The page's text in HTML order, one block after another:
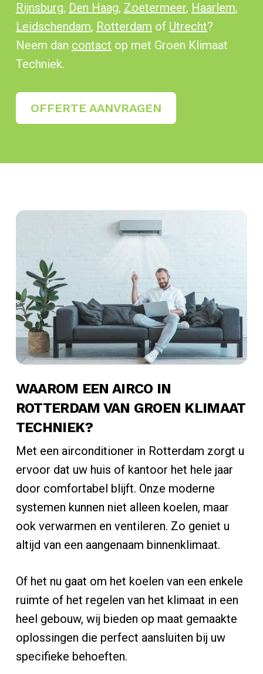
Rijnsburg, Den Haag, Zoetermeer, Haarlem,
Leidschendam, Rotterdam of Utrecht?
Neem dan contact op met Groen Klimaat
Techniek.
OFFERTE AANVRAGEN
WAAROM EEN AIRCO IN
ROTTERDAM VAN GROEN KLIMAAT
TECHNIEK?
Met een airconditioner in Rotterdam zorgt u
ervoor dat uw huis of kantoor het hele jaar
door comfortabel blijft. Onze moderne
systemen kunnen niet alleen koelen, maar
ook verwarmen en ventileren. Zo geniet u
altijd van een aangenaam binnenklimaat.
Of het nu gaat om het koelen van een enkele
ruimte of het regelen van het klimaat in een
heel gebouw, wij bieden op maat gemaakte
oplossingen die perfect aansluiten bij uw
specifieke behoeften.